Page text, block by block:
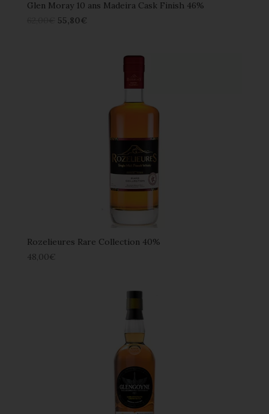
Glen Moray 10 ans Madeira Cask Finish 46%
55,80€
Rozelieures Rare Collection 40%
48,00€